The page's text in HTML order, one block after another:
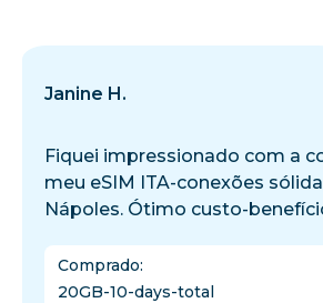
Janine H.
Fiquei impressionado com a
meu eSIM ITA-conexões
Nápoles. Ótimo custo-
Comprado:
20GB-10-days-total